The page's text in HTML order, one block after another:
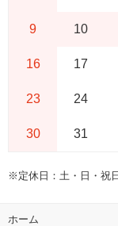
9 10
16 17
23 24
30 31
※定休日：土・日・祝日
ホーム